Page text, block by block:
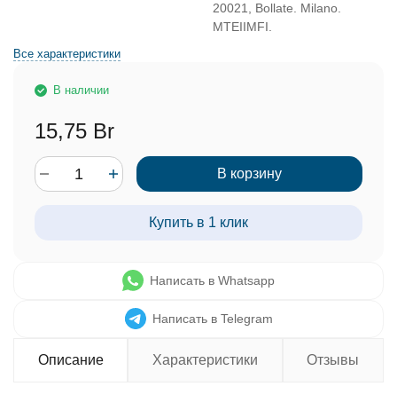
20021, Bollate. Milano.
MTEIIMFI.
Все характеристики
В наличии
15,75 Br
В корзину
Купить в 1 клик
Написать в Whatsapp
Написать в Telegram
Описание Характеристики Отзывы